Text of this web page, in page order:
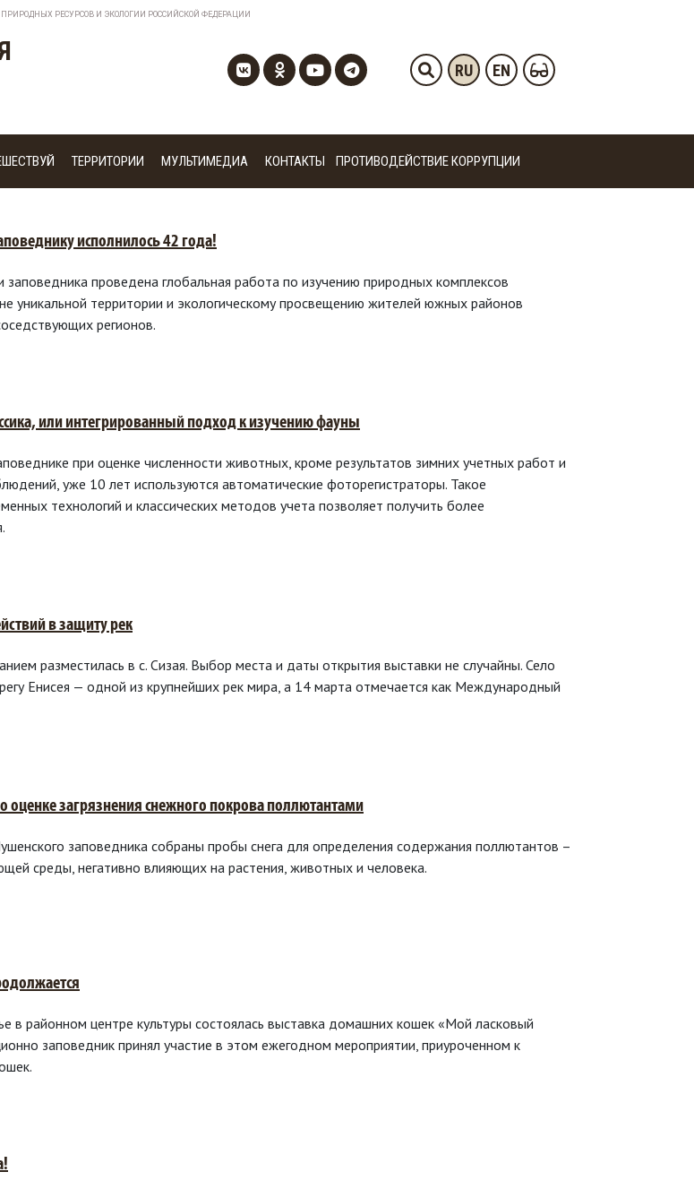
РЕСУРСОВ И ЭКОЛОГИИ РОССИЙСКОЙ ФЕДЕРАЦИИ
RU EN
ТЕРРИТОРИИ МУЛЬТИМЕДИА КОНТАКТЫ ПРОТИВОДЕЙСТВИЕ КОРРУПЦИИ
исполнилось 42 года!
заповедника проведена глобальная работа по изучению природных комплексов
уникальной территории и экологическому просвещению жителей южных районов
регионов.
или интегрированный подход к изучению фауны
при оценке численности животных, кроме результатов зимних учетных работ и
уже 10 лет используются автоматические фоторегистраторы. Такое
технологий и классических методов учета позволяет получить более
в защиту рек
разместилась в с. Сизая. Выбор места и даты открытия выставки не случайны. Село
Енисея — одной из крупнейших рек мира, а 14 марта отмечается как Международный
оценке загрязнения снежного покрова поллютантами
заповедника собраны пробы снега для определения содержания поллютантов –
среды, негативно влияющих на растения, животных и человека.
в районном центре культуры состоялась выставка домашних кошек «Мой ласковый
заповедник принял участие в этом ежегодном мероприятии, приуроченном к